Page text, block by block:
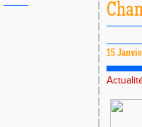
15